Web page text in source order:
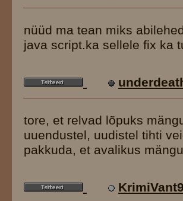
nüüd ma tean miks
java script.ka sellele fix ka
tore, et relvad lõpuks
uuendustel, uudistel tihti
pakkuda, et avalikus